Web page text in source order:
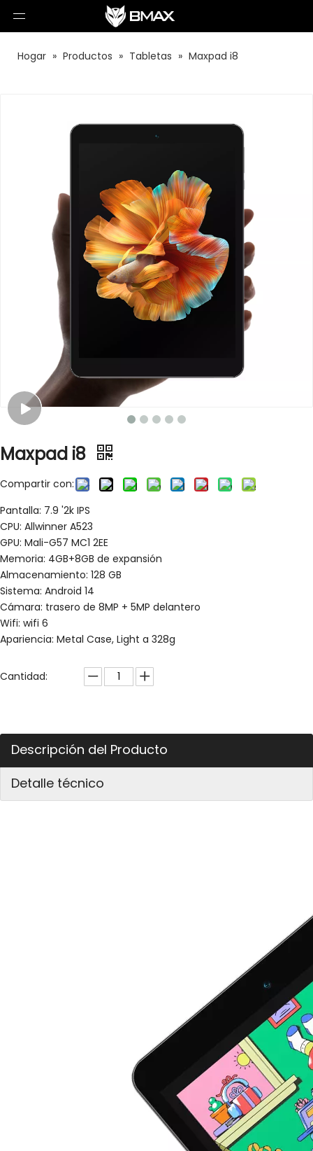
Hogar » Productos » Tabletas » Maxpad i8
Maxpad i8
Compartir con:
Pantalla: 7.9 '2k IPS
CPU: Allwinner A523
GPU: Mali-G57 MC1 2EE
Memoria: 4GB+8GB de expansión
Almacenamiento: 128 GB
Sistema: Android 14
Cámara: trasero de 8MP + 5MP delantero
Wifi: wifi 6
Apariencia: Metal Case, Light a 328g
Cantidad:
Descripción del Producto
Detalle técnico